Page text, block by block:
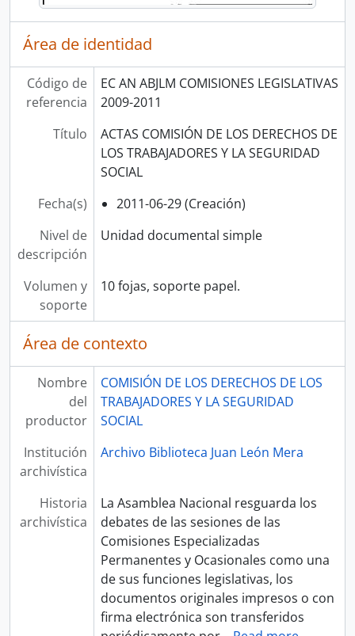
Área de identidad
Código de
referencia
EC AN ABJLM COMISIONES LEGISLATIVAS
2009-2011
Título
ACTAS COMISIÓN DE LOS DERECHOS DE
LOS TRABAJADORES Y LA SEGURIDAD
SOCIAL
Fecha(s)
2011-06-29 (Creación)
Nivel de
descripción
Unidad documental simple
Volumen y
soporte
10 fojas, soporte papel.
Área de contexto
Nombre
del
productor
COMISIÓN DE LOS DERECHOS DE LOS
TRABAJADORES Y LA SEGURIDAD
SOCIAL
Institución
archivística
Archivo Biblioteca Juan León Mera
Historia
archivística
La Asamblea Nacional resguarda los
debates de las sesiones de las
Comisiones Especializadas
Permanentes y Ocasionales como una
de sus funciones legislativas, los
documentos originales impresos o con
firma electrónica son transferidos